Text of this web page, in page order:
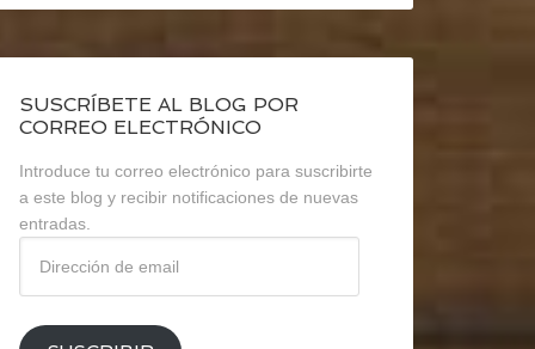
SUSCRÍBETE AL BLOG POR
CORREO ELECTRÓNICO
Introduce tu correo electrónico para suscribirte
a este blog y recibir notificaciones de nuevas
entradas.
email